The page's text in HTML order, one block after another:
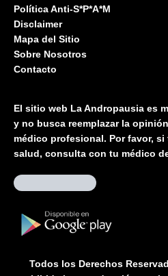
Política Anti-S*P*A*M
Disclaimer
Mapa del Sitio
Sobre Nosotros
Contacto
El sitio web La Andropausia es
y no busca reemplazar la
médico profesional. Por favor,
salud, consulta con tu médico
Todos los Derechos